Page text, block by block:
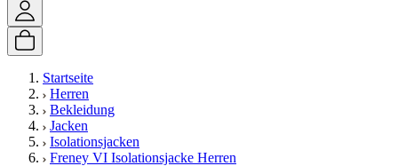
Startseite
Herren
Bekleidung
Jacken
Isolationsjacken
Freney VI Isolationsjacke Herren